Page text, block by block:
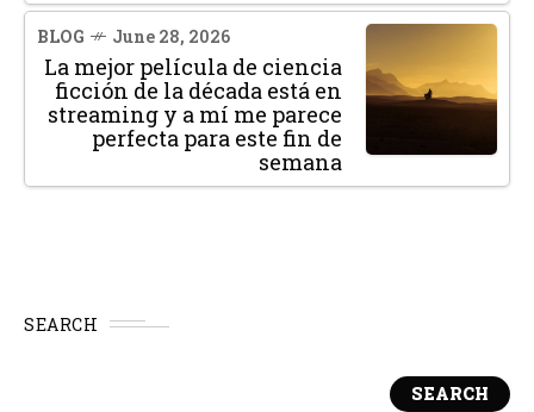
BLOG June 28, 2026
La mejor película de ciencia
ficción de la década está en
streaming y a mí me parece
perfecta para este fin de
semana
SEARCH
SEARCH